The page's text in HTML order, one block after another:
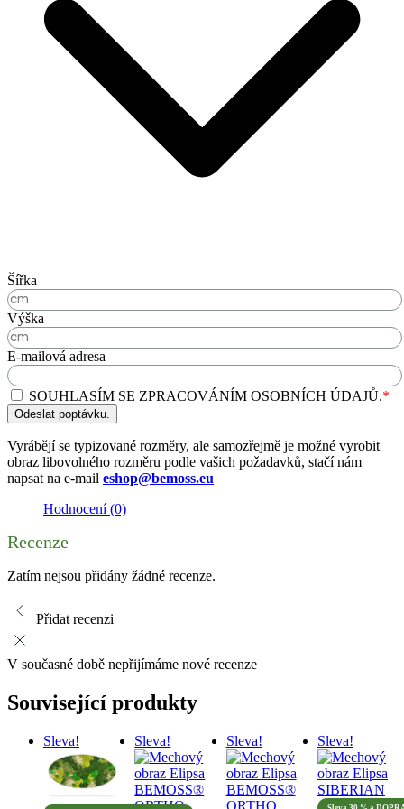
Šířka
Výška
E-mailová adresa
SOUHLASÍM SE ZPRACOVÁNÍM OSOBNÍCH ÚDAJŮ.*
Odeslat poptávku.
Vyrábějí se typizované rozměry, ale samozřejmě je možné vyrobit
obraz libovolného rozměru podle vašich požadavků, stačí nám
napsat na e-mail eshop@bemoss.eu
Hodnocení (0)
Recenze
Zatím nejsou přidány žádné recenze.
Přidat recenzi
V současné době nepřijímáme nové recenze
Související produkty
Sleva! Sleva! Sleva! Sleva!